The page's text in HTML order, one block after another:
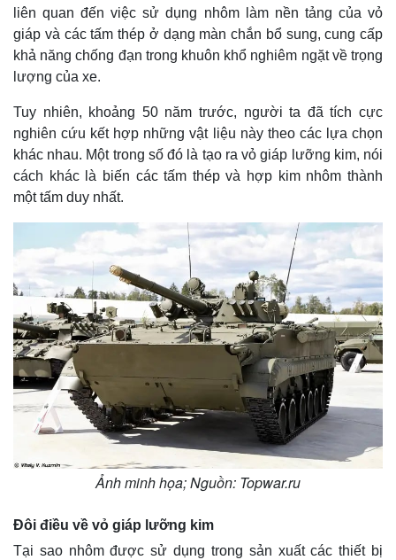
liên quan đến việc sử dụng nhôm làm nền tảng của vỏ
giáp và các tấm thép ở dạng màn chắn bổ sung, cung cấp
khả năng chống đạn trong khuôn khổ nghiêm ngặt về trọng
lượng của xe.
Tuy nhiên, khoảng 50 năm trước, người ta đã tích cực
nghiên cứu kết hợp những vật liệu này theo các lựa chọn
khác nhau. Một trong số đó là tạo ra vỏ giáp lưỡng kim, nói
cách khác là biến các tấm thép và hợp kim nhôm thành
một tấm duy nhất.
Ảnh minh họa; Nguồn: Topwar.ru
Đôi điều về vỏ giáp lưỡng kim
Tại sao nhôm được sử dụng trong sản xuất các thiết bị